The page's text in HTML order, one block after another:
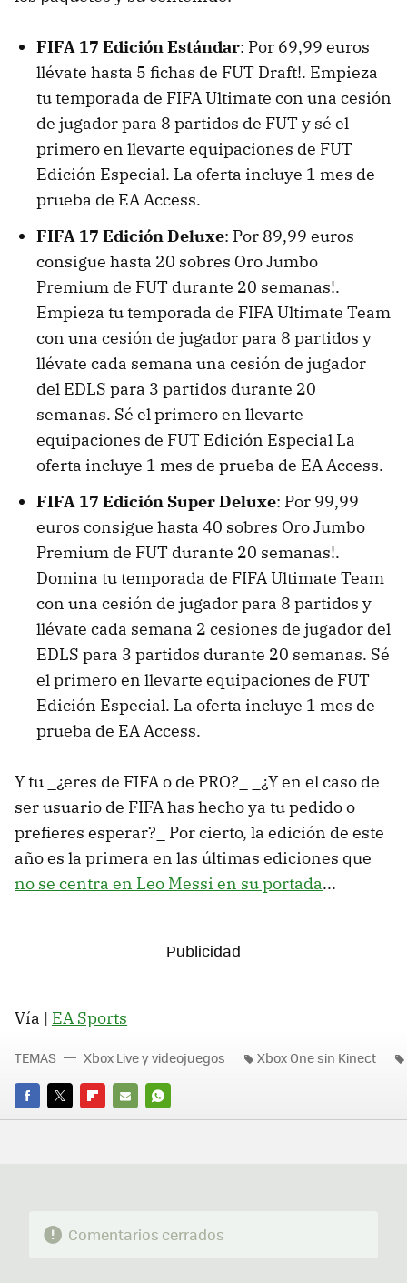
FIFA 17 Edición Estándar: Por 69,99 euros
llévate hasta 5 fichas de FUT Draft!. Empieza
tu temporada de FIFA Ultimate con una cesión
de jugador para 8 partidos de FUT y sé el
primero en llevarte equipaciones de FUT
Edición Especial. La oferta incluye 1 mes de
prueba de EA Access.
FIFA 17 Edición Deluxe: Por 89,99 euros
consigue hasta 20 sobres Oro Jumbo
Premium de FUT durante 20 semanas!.
Empieza tu temporada de FIFA Ultimate Team
con una cesión de jugador para 8 partidos y
llévate cada semana una cesión de jugador
del EDLS para 3 partidos durante 20
semanas. Sé el primero en llevarte
equipaciones de FUT Edición Especial La
oferta incluye 1 mes de prueba de EA Access.
FIFA 17 Edición Super Deluxe: Por 99,99
euros consigue hasta 40 sobres Oro Jumbo
Premium de FUT durante 20 semanas!.
Domina tu temporada de FIFA Ultimate Team
con una cesión de jugador para 8 partidos y
llévate cada semana 2 cesiones de jugador del
EDLS para 3 partidos durante 20 semanas. Sé
el primero en llevarte equipaciones de FUT
Edición Especial. La oferta incluye 1 mes de
prueba de EA Access.
Y tu _¿eres de FIFA o de PRO?_ _¿Y en el caso de
ser usuario de FIFA has hecho ya tu pedido o
prefieres esperar?_ Por cierto, la edición de este
año es la primera en las últimas ediciones que
no se centra en Leo Messi en su portada...
Vía | EA Sports
FACEBOOK
TWITTERFLIPBOARD
E-
WHATSAPP
TEMAS Xbox Live y videojuegos Xbox One sin Kinect
Comentarios cerrados